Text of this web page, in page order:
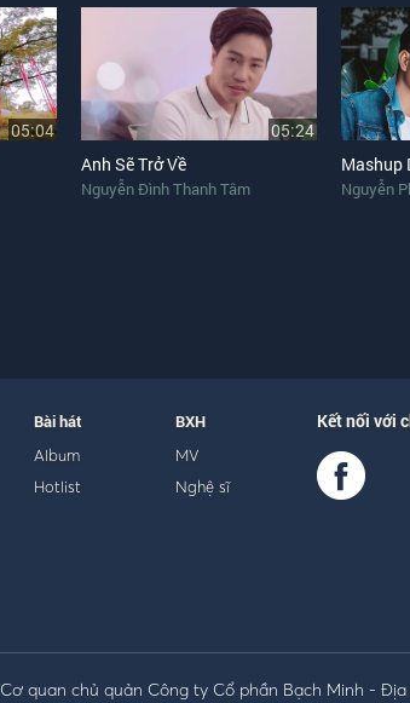
05:04
05:24
Anh Sẽ Trở Về
Nguyễn Đình Thanh Tâm
Mashup
Nguyễn
Bài hát
Album
Hotlist
BXH
MV
Nghệ sĩ
Kết nối với
Cơ quan chủ quản Công ty Cổ phần Bạch Minh -